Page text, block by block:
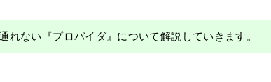
れない『プロバイダ』について解説していきます。